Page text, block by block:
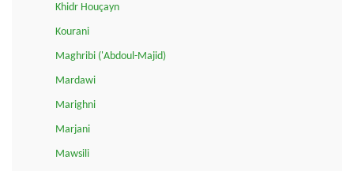
Khidr Houçayn
Kourani
Maghribi ('Abdoul-Majid)
Mardawi
Marighni
Marjani
Mawsili